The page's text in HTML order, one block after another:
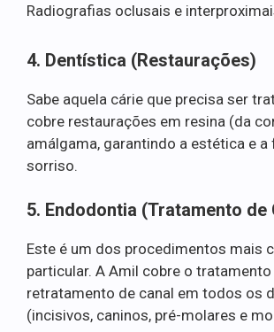
Radiografias oclusais e
4. Dentística (Restaurações)
Sabe aquela cárie que precisa ser
cobre restaurações em resina (da
amálgama, garantindo a estética e a
sorriso.
5. Endodontia (Tratamento de
Este é um dos procedimentos mais
particular. A Amil cobre o tratamento
retratamento de canal em todos os
(incisivos, caninos, pré-molares e